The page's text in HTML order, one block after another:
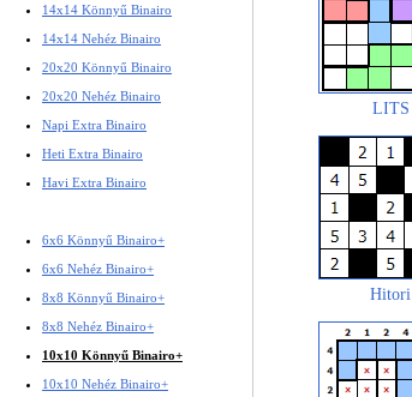
14x14 Könnyű Binairo
14x14 Nehéz Binairo
20x20 Könnyű Binairo
20x20 Nehéz Binairo
Napi Extra Binairo
Heti Extra Binairo
Havi Extra Binairo
6x6 Könnyű Binairo+
6x6 Nehéz Binairo+
8x8 Könnyű Binairo+
8x8 Nehéz Binairo+
10x10 Könnyű Binairo+
10x10 Nehéz Binairo+
LITS
Hitori